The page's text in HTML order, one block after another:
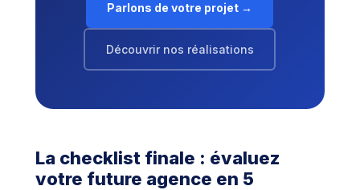
Parlons de votre projet →
Découvrir nos réalisations
La checklist finale : évaluez
votre future agence en 5